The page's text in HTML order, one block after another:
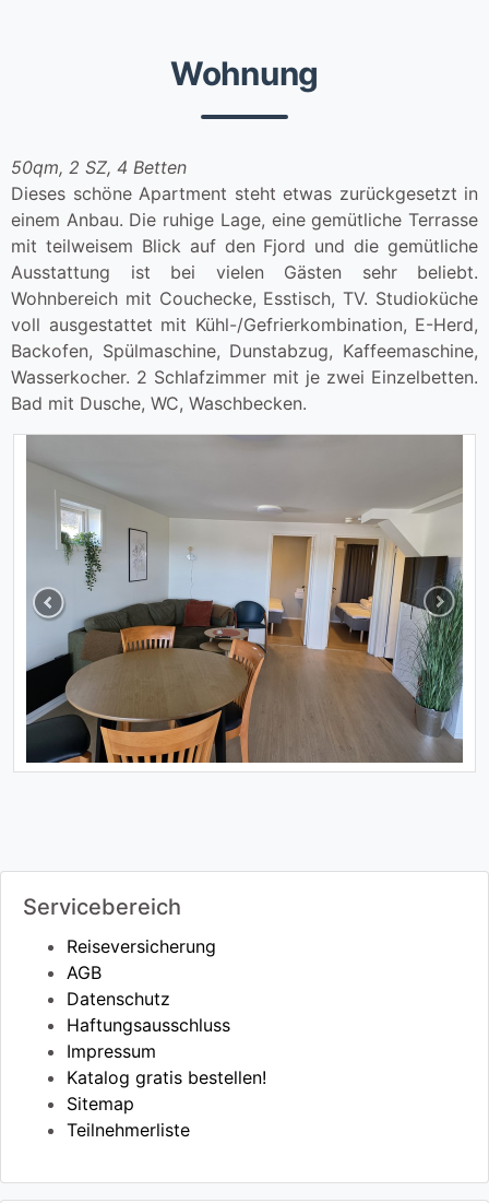
Wohnung
50qm, 2 SZ, 4 Betten
Dieses schöne Apartment steht etwas zurückgesetzt in
einem Anbau. Die ruhige Lage, eine gemütliche Terrasse
mit teilweisem Blick auf den Fjord und die gemütliche
Ausstattung ist bei vielen Gästen sehr beliebt.
Wohnbereich mit Couchecke, Esstisch, TV. Studioküche
voll ausgestattet mit Kühl-/Gefrierkombination, E-Herd,
Backofen, Spülmaschine, Dunstabzug, Kaffeemaschine,
Wasserkocher. 2 Schlafzimmer mit je zwei Einzelbetten.
Bad mit Dusche, WC, Waschbecken.
Previous Next
Servicebereich
Reiseversicherung
AGB
Datenschutz
Haftungsausschluss
Impressum
Katalog gratis bestellen!
Sitemap
Teilnehmerliste